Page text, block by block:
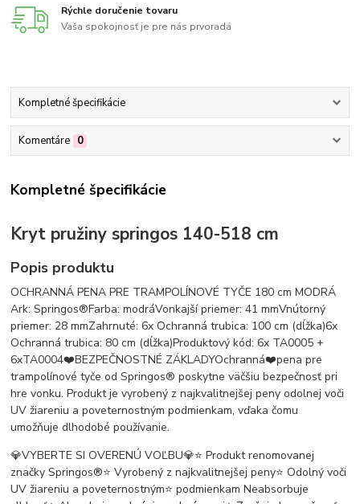
Rýchle doručenie tovaru
Vaša spokojnosť je pre nás prvoradá
Kompletné špecifikácie
Komentáre 0
Kompletné špecifikácie
Kryt pružiny springos 140-518 cm
Popis produktu
OCHRANNÁ PENA PRE TRAMPOLÍNOVÉ TYČE 180 cm MODRÁ
Ark: Springos®Farba: modráVonkajší priemer: 41 mmVnútorný
priemer: 28 mmZahrnuté: 6x Ochranná trubica: 100 cm (dĺžka)6x
Ochranná trubica: 80 cm (dĺžka)Produktový kód: 6x TA0005 +
6xTA0004❤️BEZPEČNOSTNÉ ZÁKLADYOchranná❤️pena pre
trampolínové tyče od Springos® poskytne väčšiu bezpečnosť pri
hre vonku. Produkt je vyrobený z najkvalitnejšej peny odolnej voči
UV žiareniu a poveternostným podmienkam, vďaka čomu
umožňuje dlhodobé používanie.
💎VYBERTE SI OVERENÚ VOĽBU💎⭐️ Produkt renomovanej
značky Springos®⭐️ Vyrobený z najkvalitnejšej peny⭐️ Odolný voči
UV žiareniu a poveternostným⭐️ podmienkam Neabsorbuje